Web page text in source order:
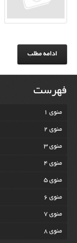
ادامه مطلب
فهرست
منوی 1
منوی 2
منوی 3
منوی 4
منوی 5
منوی 6
منوی 7
منوی 8